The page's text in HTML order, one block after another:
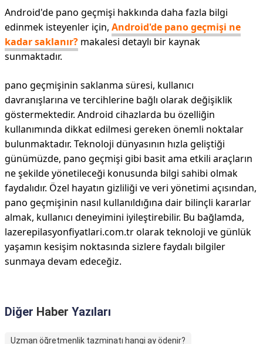
Android'de pano geçmişi hakkında daha fazla bilgi
edinmek isteyenler için, Android'de pano geçmişi ne
kadar saklanır? makalesi detaylı bir kaynak
sunmaktadır.
pano geçmişinin saklanma süresi, kullanıcı
davranışlarına ve tercihlerine bağlı olarak değişiklik
göstermektedir. Android cihazlarda bu özelliğin
kullanımında dikkat edilmesi gereken önemli noktalar
bulunmaktadır. Teknoloji dünyasının hızla geliştiği
günümüzde, pano geçmişi gibi basit ama etkili araçların
ne şekilde yönetileceği konusunda bilgi sahibi olmak
faydalıdır. Özel hayatın gizliliği ve veri yönetimi açısından,
pano geçmişinin nasıl kullanıldığına dair bilinçli kararlar
almak, kullanıcı deneyimini iyileştirebilir. Bu bağlamda,
lazerepilasyonfiyatlari.com.tr olarak teknoloji ve günlük
yaşamın kesişim noktasında sizlere faydalı bilgiler
sunmaya devam edeceğiz.
Diğer Haber Yazıları
Uzman öğretmenlik tazminatı hangi ay ödenir?